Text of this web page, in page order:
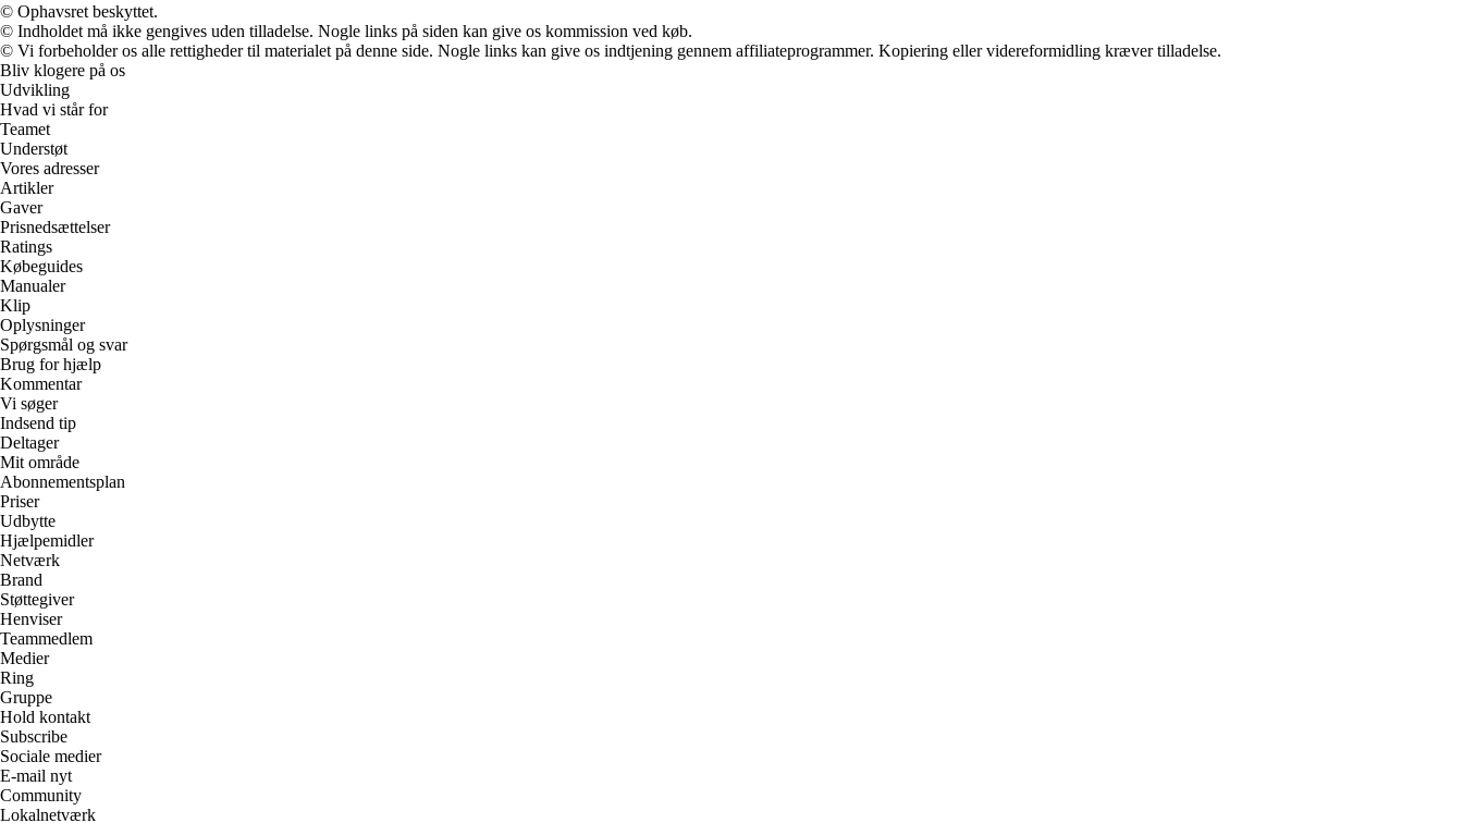
© Ophavsret beskyttet.
© Indholdet må ikke gengives uden tilladelse. Nogle links på siden kan give os kommission ved køb.
© Vi forbeholder os alle rettigheder til materialet på denne side. Nogle links kan give os indtjening gennem affiliateprogrammer. Kopiering eller videreformidling kræver tilladelse.
Bliv klogere på os
Udvikling
Hvad vi står for
Teamet
Understøt
Vores adresser
Artikler
Gaver
Prisnedsættelser
Ratings
Købeguides
Manualer
Klip
Oplysninger
Spørgsmål og svar
Brug for hjælp
Kommentar
Vi søger
Indsend tip
Deltager
Mit område
Abonnementsplan
Priser
Udbytte
Hjælpemidler
Netværk
Brand
Støttegiver
Henviser
Teammedlem
Medier
Ring
Gruppe
Hold kontakt
Subscribe
Sociale medier
E-mail nyt
Community
Lokalnetværk